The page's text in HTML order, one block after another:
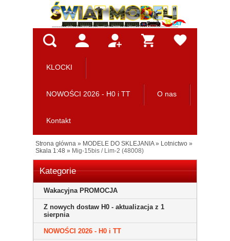
KLOCKI
NOWOŚCI 2026 - H0 i TT O nas
Kontakt
Strona główna » MODELE DO SKLEJANIA» Lotnictwo »
Skala 1:48 » Mig-15bis / Lim-2 (48008)
Kategorie
Wakacyjna PROMOCJA
Z nowych dostaw H0 - aktualizacja z 1
sierpnia
NOWOŚCI 2026 - H0 i TT